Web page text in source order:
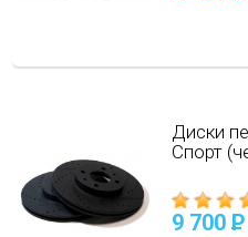
Диски
Спорт
9 700 P